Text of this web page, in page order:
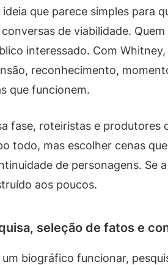
ideia que parece simples para
de viabilidade.
interessado. Com
reconhecimento,
que funcionem.
fase, roteiristas e produtores
todo, mas escolher cenas
de personagens. Se
aos poucos.
seleção de fatos e
um biográfico funcionar,